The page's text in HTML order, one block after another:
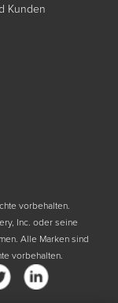
Kunden
vorbehalten.
Inc. oder seine
Alle Marken sind
vorbehalten.